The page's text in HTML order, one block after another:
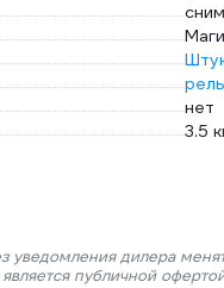
нет
3.5
уведомления дилера
публичной